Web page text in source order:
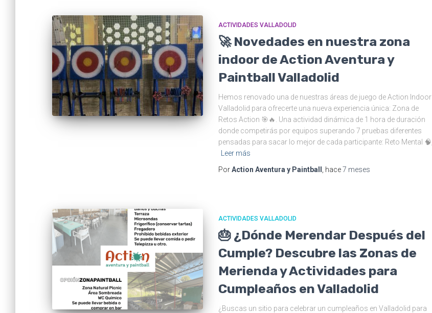
ACTIVIDADES VALLADOLID
🚀 Novedades en nuestra zona
indoor de Action Aventura y
Paintball Valladolid
Hemos renovado una de nuestras áreas de juego de Action Indoor
Valladolid para ofrecerte una nueva experiencia única: Zona de
Retos Action 🎯🔥. Una actividad dinámica de 1 hora de duración
donde competirás por equipos superando 7 pruebas diferentes
pensadas para sacar lo mejor de cada participante: Reto Mental 🧠,
Leer más
PorAction Aventura y Paintball , hace7 meses
ACTIVIDADES VALLADOLID
🎂 ¿Dónde Merendar Después del
Cumple? Descubre las Zonas de
Merienda y Actividades para
Cumpleaños en Valladolid
¿Buscas un sitio para celebrar un cumpleaños en Valladolid para